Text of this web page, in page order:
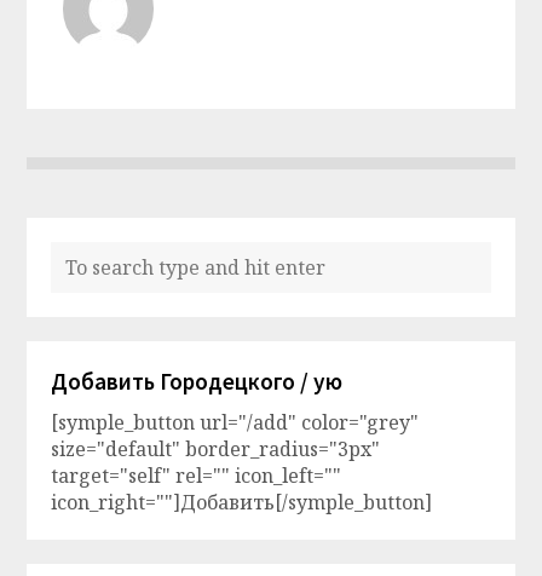
Добавить Городецкого / ую
[symple_button url="/add" color="grey"
size="default" border_radius="3px"
target="self" rel="" icon_left=""
icon_right=""]Добавить[/symple_button]